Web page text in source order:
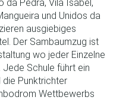
da Pedra, Vila Isabel,
und Unidos da
ausgiebiges
Der Sambaumzug ist
wo jeder Einzelne
Schule führt ein
Punktrichter
Wettbewerbs